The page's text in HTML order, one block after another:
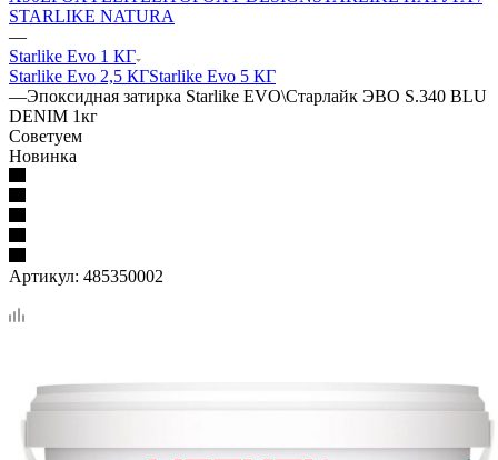
STARLIKE NATURA
—
Starlike Evo 1 КГ
Starlike Evo 2,5 КГStarlike Evo 5 КГ
—Эпоксидная затирка Starlike EVO\Старлайк ЭВО S.340 BLU
DENIM 1кг
Советуем
Новинка
Артикул: 485350002